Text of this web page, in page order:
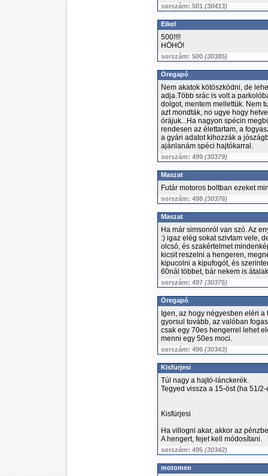
sorszám: 501 (30413)
Eikel
500!!!!
HÖHÖ!
sorszám: 500 (30385)
Öregapó
Nem akatok kötöszködni, de
adja.Több srác is volt a
dolgot, mentem mellettük. Nem
azt mondták, no ugye hogy
órájuk...Ha nagyon spécin
rendesen az élettartam, a
a gyári adatot kihozzák a
ajánlanám spéci hajtókarral.
sorszám: 499 (30379)
Maszat
Futár motoros boltban ezeket
sorszám: 498 (30376)
Maszat
Ha már simsonról van szó. Az
:) igaz elég sokat szivtam vele,
olcsó, és szakértelmet
kicsit reszelni a hengeren,
kipucolni a kipufogót, és
60nál többet, bár nekem is
sorszám: 497 (30375)
Öregapó
Igen, az hogy négyesben eléri
gyorsul tovább, az valóban
csak egy 70es hengerrel lehet
menni egy 50es moci.
sorszám: 496 (30343)
Kisfurjesi
Túl nagy a hajtó-lánckerék.
Tegyed vissza a 15-öst (ha 51/2-
Kisfürjesi
Ha villogni akar, akkor az
A hengert, fejet kell módosítani.
sorszám: 495 (30342)
motomen